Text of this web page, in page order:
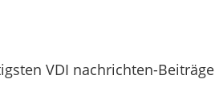
VDI nachrichten-Beiträge